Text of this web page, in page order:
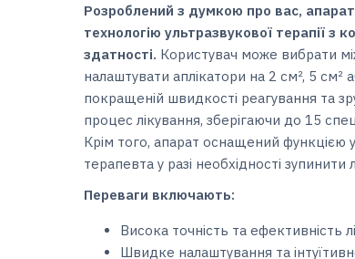
Розроблений з думкою про вас,
технологію ультразвукової терапії з
здатності. Користувач може вибрати
налаштувати аплікатори на 2 см², 5
покращеній швидкості реагування та
процес лікування, зберігаючи до 15
Крім того, апарат оснащений функцією
терапевта у разі необхідності зупинити
Переваги включають:
Висока точність та ефективність
Швидке налаштування та